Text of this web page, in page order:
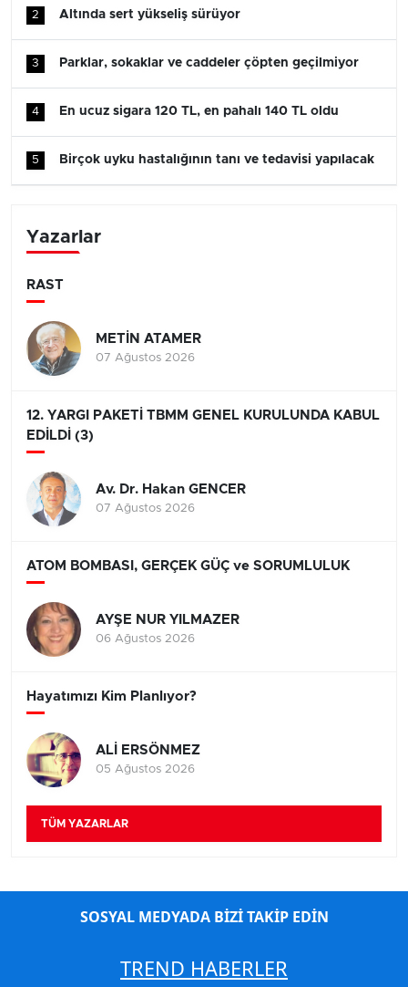
2 Altında sert yükseliş sürüyor
3 Parklar, sokaklar ve caddeler çöpten geçilmiyor
4 En ucuz sigara 120 TL, en pahalı 140 TL oldu
5 Birçok uyku hastalığının tanı ve tedavisi yapılacak
Yazarlar
RAST
METİN ATAMER
07 Ağustos 2026
12. YARGI PAKETİ TBMM GENEL KURULUNDA KABUL
EDİLDİ (3)
Av. Dr. Hakan GENCER
07 Ağustos 2026
ATOM BOMBASI, GERÇEK GÜÇ ve SORUMLULUK
AYŞE NUR YILMAZER
06 Ağustos 2026
Hayatımızı Kim Planlıyor?
ALİ ERSÖNMEZ
05 Ağustos 2026
TÜM YAZARLAR
SOSYAL MEDYADA BİZİ TAKİP EDİN
TREND HABERLER